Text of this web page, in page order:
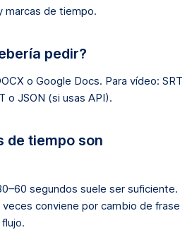
marcas de tiempo.
pedir?
o Google Docs. Para vídeo: SRT
o JSON (si usas API).
de tiempo son
segundos suele ser suficiente.
conviene por cambio de frase